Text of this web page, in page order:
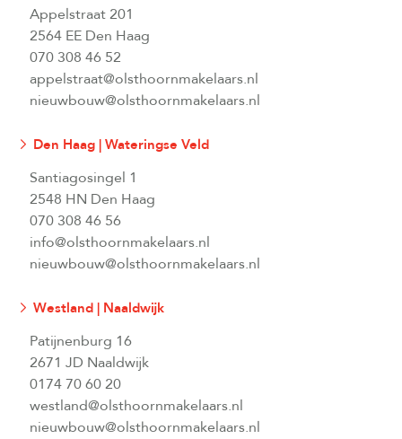
Appelstraat 201
2564 EE Den Haag
070 308 46 52
appelstraat@olsthoornmakelaars.nl
nieuwbouw@olsthoornmakelaars.nl
Den Haag | Wateringse Veld
Santiagosingel 1
2548 HN Den Haag
070 308 46 56
info@olsthoornmakelaars.nl
nieuwbouw@olsthoornmakelaars.nl
Westland | Naaldwijk
Patijnenburg 16
2671 JD Naaldwijk
0174 70 60 20
westland@olsthoornmakelaars.nl
nieuwbouw@olsthoornmakelaars.nl